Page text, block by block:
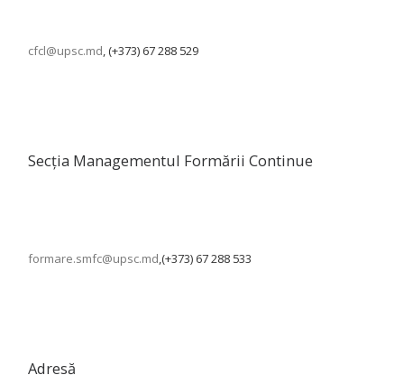
cfcl@upsc.md, (+373) 67 288 529
Secția Managementul Formării Continue
formare.smfc@upsc.md,(+373) 67 288 533
Adresă